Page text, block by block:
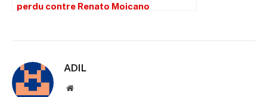
perdu contre Renato Moicano
ADIL
Site